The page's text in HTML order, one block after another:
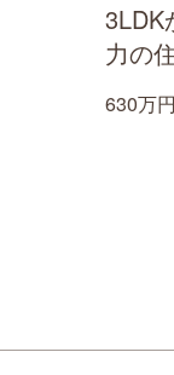
3LDK
力の
630万